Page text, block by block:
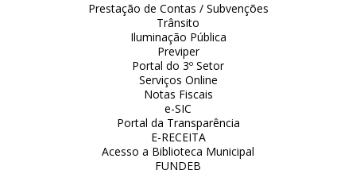
Prestação de Contas / Subvenções
Trânsito
Iluminação Pública
Previper
Portal do 3º Setor
Serviços Online
Notas Fiscais
e-SIC
Portal da Transparência
E-RECEITA
Acesso a Biblioteca Municipal
FUNDEB